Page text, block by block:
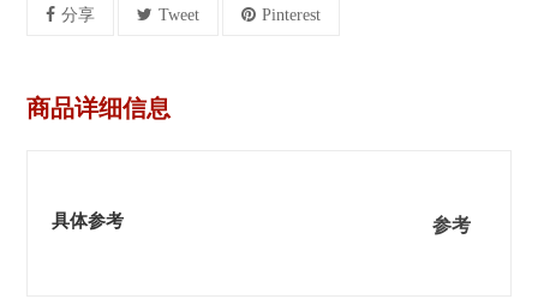
分享 Tweet Pinterest
商品详细信息
参考
具体参考